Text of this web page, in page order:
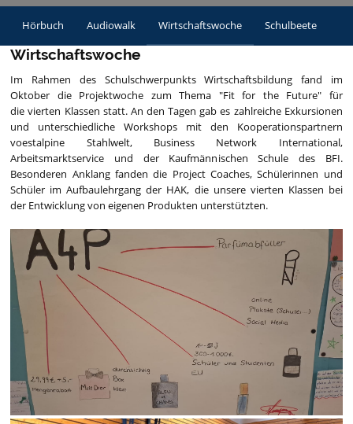
Hörbuch Audiowalk Wirtschaftswoche Schulbeete
Wirtschaftswoche
Im Rahmen des Schulschwerpunkts Wirtschaftsbildung fand im
Oktober die Projektwoche zum Thema "Fit for the Future" für
die vierten Klassen statt. An den Tagen gab es zahlreiche Exkursionen
und unterschiedliche Workshops mit den Kooperationspartnern
voestalpine Stahlwelt, Business Network International,
Arbeitsmarktservice und der Kaufmännischen Schule des BFI.
Besonderen Anklang fanden die Project Coaches, Schülerinnen und
Schüler im Aufbaulehrgang der HAK, die unsere vierten Klassen bei
der Entwicklung von eigenen Produkten unterstützten.